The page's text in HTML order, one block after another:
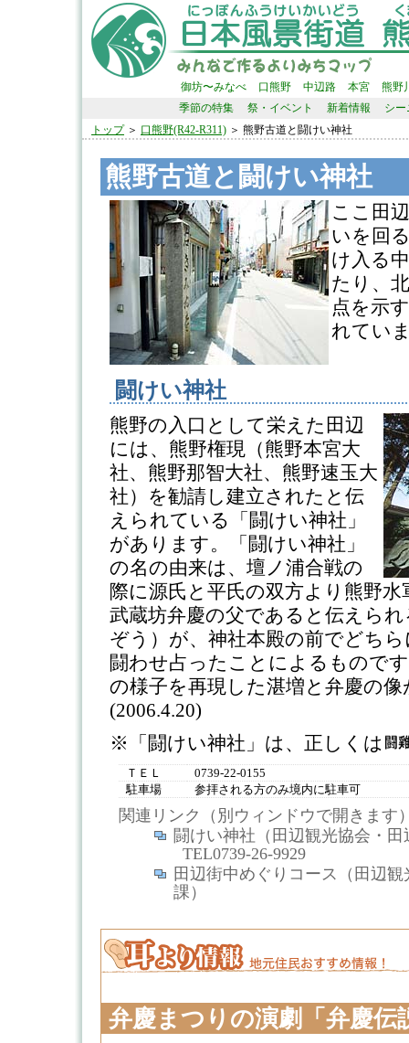
御坊〜みなべ 口熊野 中辺路 本宮
熊野
季節の特集
祭・イベント 新着情報
シ
トップ＞ 口熊野(R42-R311) ＞ 熊野古道と闘けい神社
熊野古道と闘けい神社
ここ田
いを回
け入る
たり、
点を示
れてい
闘けい神社
熊野の入口として栄えた田辺
には、熊野権現（熊野本宮大
社、熊野那智大社、熊野速玉大
社）を勧請し建立されたと伝
えられている「闘けい神社」
があります。「闘けい神社」
の名の由来は、壇ノ浦合戦の
際に源氏と平氏の双方より熊野
武蔵坊弁慶の父であると伝えら
ぞう）が、神社本殿の前でどち
闘わせ占ったことによるもので
の様子を再現した湛増と弁慶の
(2006.4.20)
※「闘けい神社」は、正しくは
ＴＥＬ
0739-22-0155
駐車場
参拝される方のみ境内に駐車可
関連リンク（別ウィンドウで開きます
闘けい神社（田辺観光協会・
TEL0739-26-9929
田辺街中めぐりコース（田辺
課）
弁慶まつりの演劇「弁慶伝